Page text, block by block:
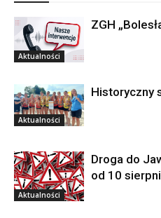
Aktualności
ZGH
Aktualności
Historyczny
Aktualności
Droga do
od 10